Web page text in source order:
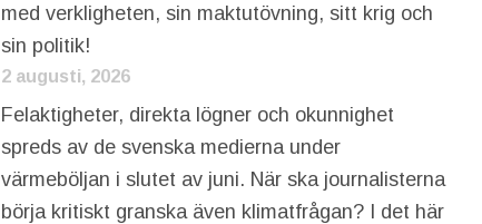
med verkligheten, sin maktutövning, sitt krig och
sin politik!
2 augusti, 2026
Felaktigheter, direkta lögner och okunnighet
spreds av de svenska medierna under
värmeböljan i slutet av juni. När ska journalisterna
börja kritiskt granska även klimatfrågan? I det här